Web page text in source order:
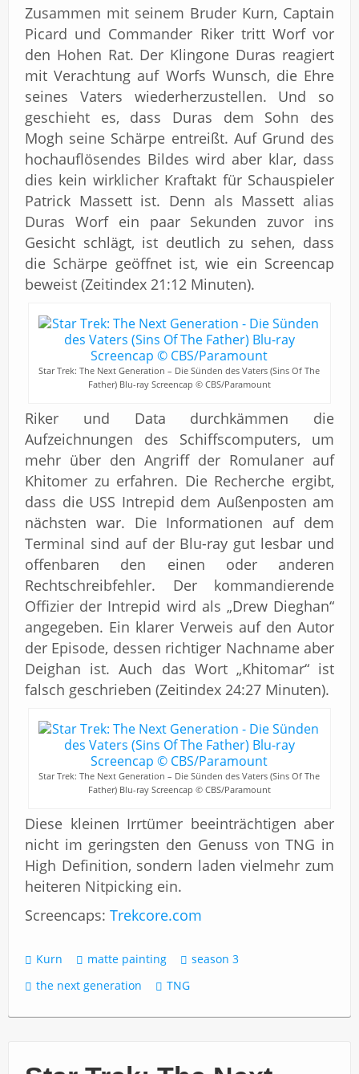
Zusammen mit seinem Bruder Kurn, Captain
Picard und Commander Riker tritt Worf vor
den Hohen Rat. Der Klingone Duras reagiert
mit Verachtung auf Worfs Wunsch, die Ehre
seines Vaters wiederherzustellen. Und so
geschieht es, dass Duras dem Sohn des
Mogh seine Schärpe entreißt. Auf Grund des
hochauflösendes Bildes wird aber klar, dass
dies kein wirklicher Kraftakt für Schauspieler
Patrick Massett ist. Denn als Massett alias
Duras Worf ein paar Sekunden zuvor ins
Gesicht schlägt, ist deutlich zu sehen, dass
die Schärpe geöffnet ist, wie ein Screencap
beweist (Zeitindex 21:12 Minuten).
Star Trek: The Next Generation – Die Sünden des Vaters (Sins Of The
Father) Blu-ray Screencap © CBS/Paramount
Riker und Data durchkämmen die
Aufzeichnungen des Schiffscomputers, um
mehr über den Angriff der Romulaner auf
Khitomer zu erfahren. Die Recherche ergibt,
dass die USS Intrepid dem Außenposten am
nächsten war. Die Informationen auf dem
Terminal sind auf der Blu-ray gut lesbar und
offenbaren den einen oder anderen
Rechtschreibfehler. Der kommandierende
Offizier der Intrepid wird als „Drew Dieghan“
angegeben. Ein klarer Verweis auf den Autor
der Episode, dessen richtiger Nachname aber
Deighan ist. Auch das Wort „Khitomar“ ist
falsch geschrieben (Zeitindex 24:27 Minuten).
Star Trek: The Next Generation – Die Sünden des Vaters (Sins Of The
Father) Blu-ray Screencap © CBS/Paramount
Diese kleinen Irrtümer beeinträchtigen aber
nicht im geringsten den Genuss von TNG in
High Definition, sondern laden vielmehr zum
heiteren Nitpicking ein.
Screencaps: Trekcore.com
Kurn matte painting
season 3
the next generation
TNG